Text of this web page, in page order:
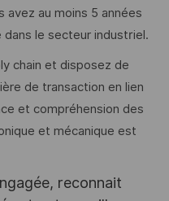
avez au moins 5 années
dans le secteur industriel.
chain et disposez de
de transaction en lien
et compréhension des
et mécanique est
reconnait